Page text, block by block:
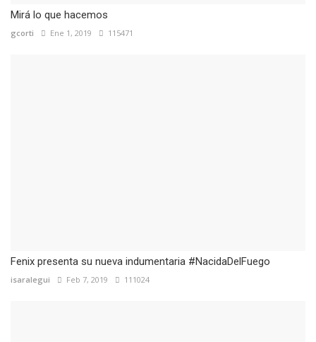
Mirá lo que hacemos
gcorti Ene 1, 2019 115471
Fenix presenta su nueva indumentaria #NacidaDelFuego
isaralegui Feb 7, 2019 111024